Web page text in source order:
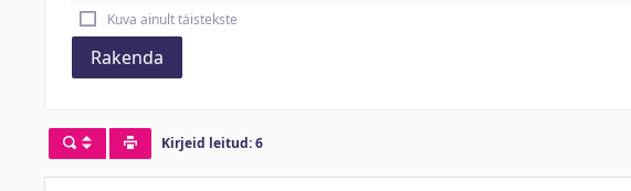
Kuva ainult täistekste
Rakenda
Kirjeid leitud: 6